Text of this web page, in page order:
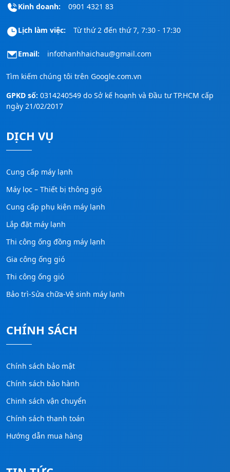
Kinh doanh: 0901 4321 83
Lịch làm việc: Từ thứ 2 đến thứ 7, 7:30 - 17:30
Email: infothanhhaichau@gmail.com
Tìm kiếm chúng tôi trên Google.com.vn
GPKD số: 0314240549 do Sở kế hoạnh và Đầu tư TP.HCM cấp
ngày 21/02/2017
DỊCH VỤ
Cung cấp máy lạnh
Máy lọc – Thiết bị thông gió
Cung cấp phụ kiện máy lạnh
Lắp đặt máy lạnh
Thi công ống đồng máy lạnh
Gia công ống gió
Thi công ống gió
Bảo trì-Sửa chữa-Vệ sinh máy lạnh
CHÍNH SÁCH
Chính sách bảo mật
Chính sách bảo hành
Chinh sách vận chuyển
Chính sách thanh toán
Hướng dẫn mua hàng